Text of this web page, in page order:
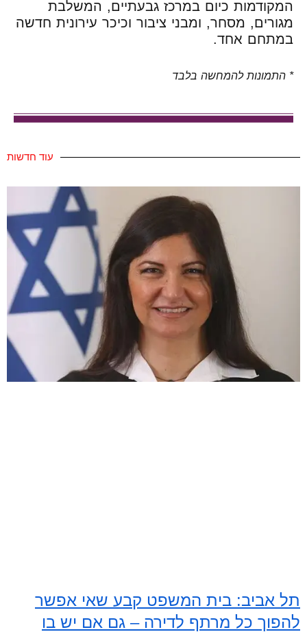
המקודמות כיום במרכז גבעתיים, המשלבת
מגורים, מסחר, ומבני ציבור וכיכר עירונית חדשה
במתחם אחד.
* התמונות להמחשה בלבד
עוד חדשות
תל אביב: בית המשפט קבע שאי אפשר
להפוך כל מרתף לדירה – גם אם יש בו